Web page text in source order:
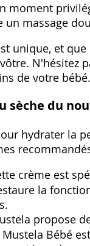
moment
massage
unique, et
N'hésitez
de votre bébé.
sèche du
hydrater la
crème est
la
propose
Bébé